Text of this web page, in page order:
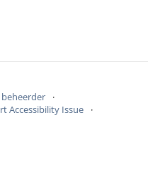
Accessibility Issue